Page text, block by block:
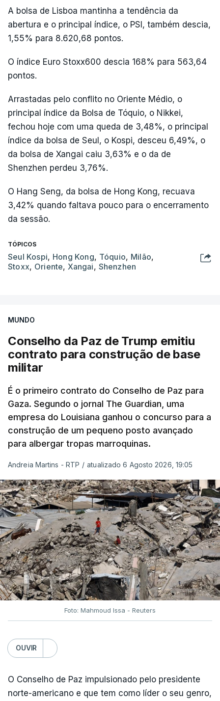
A bolsa de Lisboa mantinha a tendência da
abertura e o principal índice, o PSI, também descia,
1,55% para 8.620,68 pontos.
O índice Euro Stoxx600 descia 168% para 563,64
pontos.
Arrastadas pelo conflito no Oriente Médio, o
principal índice da Bolsa de Tóquio, o Nikkei,
fechou hoje com uma queda de 3,48%, o principal
índice da bolsa de Seul, o Kospi, desceu 6,49%, o
da bolsa de Xangai caiu 3,63% e o da de
Shenzhen perdeu 3,76%.
O Hang Seng, da bolsa de Hong Kong, recuava
3,42% quando faltava pouco para o encerramento
da sessão.
TÓPICOS
Seul Kospi, Hong Kong, Tóquio, Milão,
Stoxx, Oriente,Xangai, Shenzhen
MUNDO
Conselho da Paz de Trump emitiu
contrato para construção de base
militar
É o primeiro contrato do Conselho de Paz para
Gaza. Segundo o jornal The Guardian, uma
empresa do Louisiana ganhou o concurso para a
construção de um pequeno posto avançado
para albergar tropas marroquinas.
Andreia Martins - RTP / atualizado 6 Agosto 2026, 19:05
Foto: Mahmoud Issa - Reuters
OUVIR
O Conselho de Paz impulsionado pelo presidente
norte-americano e que tem como líder o seu genro,